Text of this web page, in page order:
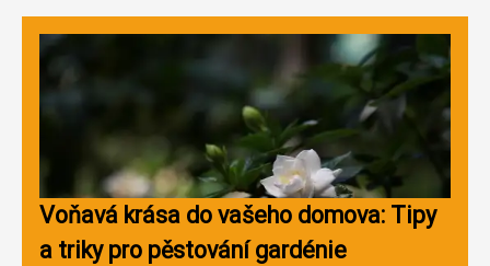
Voňavá krása do vašeho domova: Tipy
a triky pro pěstování gardénie